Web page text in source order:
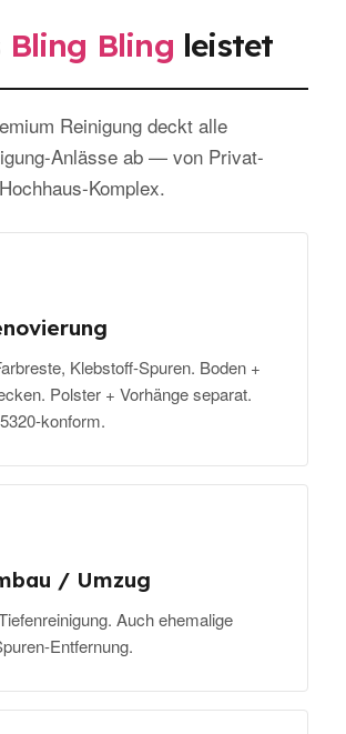
Bling Bling leistet
Reinigung deckt alle
Anlässe ab — von Privat-
Komplex.
Klebstoff-Spuren. Boden +
Polster + Vorhänge separat.
konform.
/ Umzug
Auch ehemalige
Entfernung.